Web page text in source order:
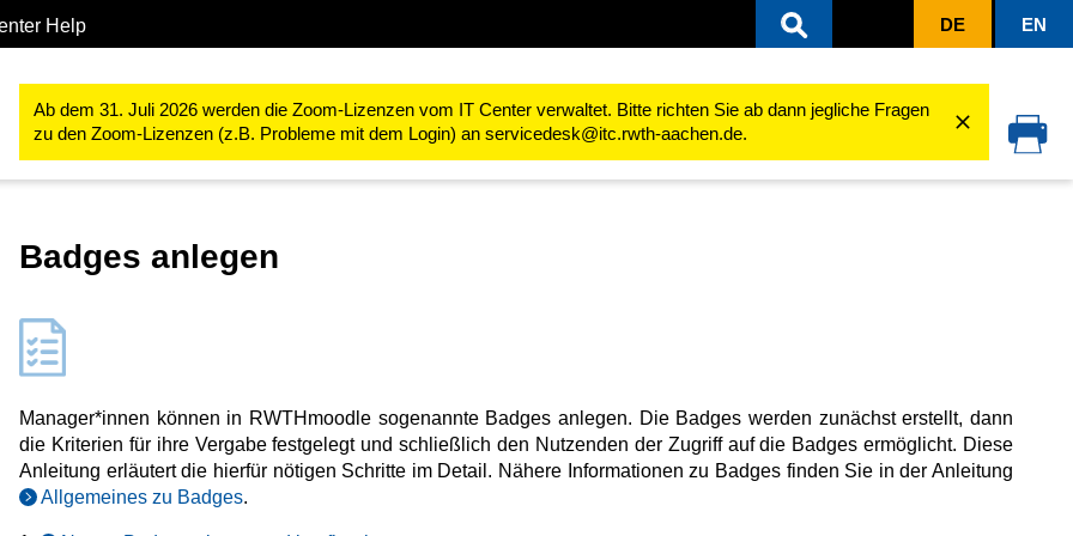
Help DE EN
Ab dem 31. Juli 2026 werden die Zoom-Lizenzen vom IT Center verwaltet. Bitte richten Sie ab dann jegliche Fragen
zu den Zoom-Lizenzen (z.B. Probleme mit dem Login) an servicedesk@itc.rwth-aachen.de.
Studium & Lehre RWTHmoodle Lehr- und Lernprozesse kontrollieren Lernfortschritt Badges Badges anlegen
Badges anlegen
Manager*innen können in RWTHmoodle sogenannte Badges anlegen. Die Badges werden zunächst erstellt, dann
die Kriterien für ihre Vergabe festgelegt und schließlich den Nutzenden der Zugriff auf die Badges ermöglicht. Diese
Anleitung erläutert die hierfür nötigen Schritte im Detail. Nähere Informationen zu Badges finden Sie in der Anleitung
Allgemeines zu Badges.